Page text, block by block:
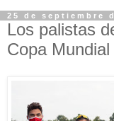
25 de septiembre
Los palistas
Copa